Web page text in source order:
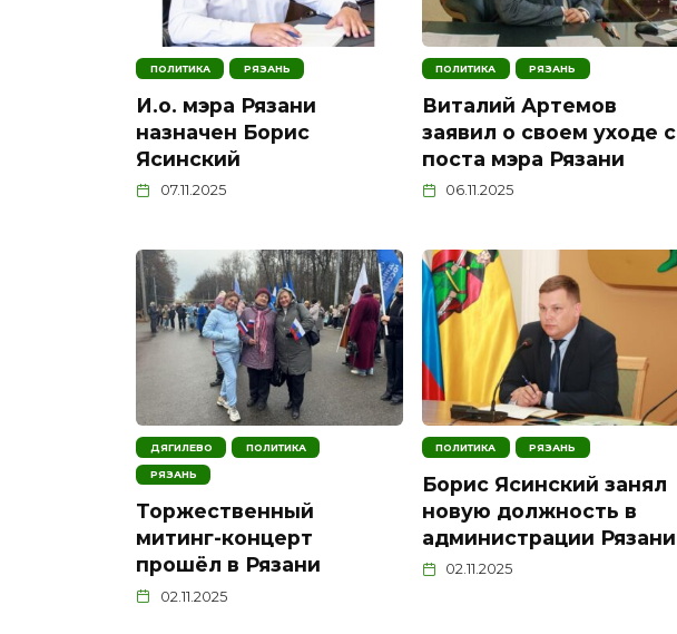
ПОЛИТИКА РЯЗАНЬ
И.о. мэра Рязани
назначен Борис
Ясинский
07.11.2025
ПОЛИТИКА РЯЗАНЬ
Виталий Артемов
заявил о своем уходе с
поста мэра Рязани
06.11.2025
ДЯГИЛЕВО ПОЛИТИКА
РЯЗАНЬ
Торжественный
митинг-концерт
прошёл в Рязани
02.11.2025
ПОЛИТИКА РЯЗАНЬ
Борис Ясинский занял
новую должность в
администрации Рязани
02.11.2025